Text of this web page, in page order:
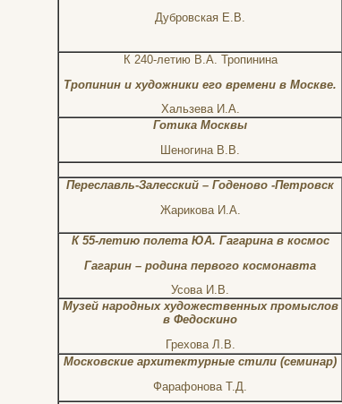
Дубровская Е.В.
К 240-летию В.А. Тропинина
Тропинин и художники его времени в Москве.
Хальзева И.А.
Готика Москвы
Шеногина В.В.
Переславль-Залесский – Годеново -Петровск
Жарикова И.А.
К 55-летию полета ЮА. Гагарина в космос
Гагарин – родина первого космонавта
Усова И.В.
Музей народных художественных промыслов
в Федоскино
Грехова Л.В.
Московские архитектурные стили (семинар)
Фарафонова Т.Д.